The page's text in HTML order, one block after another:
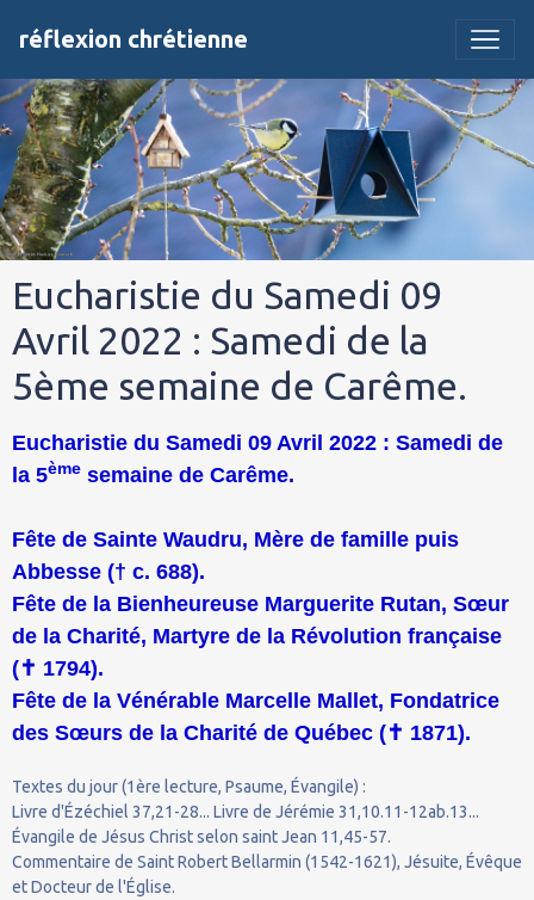
réflexion chrétienne
Eucharistie du Samedi 09
Avril 2022 : Samedi de la
5ème semaine de Carême.
Eucharistie du Samedi 09 Avril 2022 : Samedi de
la 5ème semaine de Carême.
Fête de Sainte Waudru, Mère de famille puis
Abbesse († c. 688).
Fête de la Bienheureuse Marguerite Rutan, Sœur
de la Charité, Martyre de la Révolution française
(✝ 1794).
Fête de la Vénérable Marcelle Mallet, Fondatrice
des Sœurs de la Charité de Québec (✝ 1871).
Textes du jour (1ère lecture, Psaume, Évangile) :
Livre d'Ézéchiel 37,21-28... Livre de Jérémie 31,10.11-12ab.13...
Évangile de Jésus Christ selon saint Jean 11,45-57.
Commentaire de Saint Robert Bellarmin (1542-1621), Jésuite, Évêque
et Docteur de l'Église.